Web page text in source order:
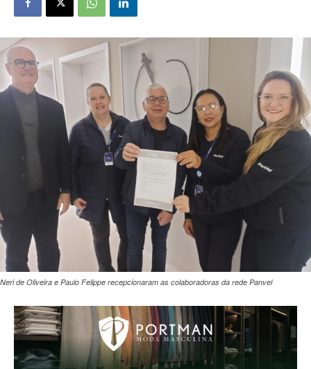
Neri de Oliveira e Paulo Felippe recepcionaram as colaboradoras da rede Panvel